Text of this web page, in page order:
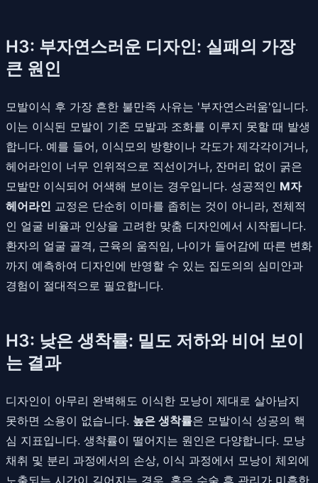
H3: 부자연스러운 디자인: 실패의 가장
큰 원인
모발이식 후 가장 흔한 불만족 사유는 '부자연스러움'입니다.
이는 이식된 모발이 기존 모발과 조화를 이루지 못할 때 발생
합니다. 예를 들어, 이식모의 방향이나 각도가 제각각이거나,
헤어라인이 너무 인위적으로 직선이거나, 잔머리 없이 굵은
모발만 이식되어 어색해 보이는 경우입니다. 성공적인 M자
헤어라인 교정은 단순히 이마를 좁히는 것이 아니라, 전체적
인 얼굴 비율과 인상을 고려한 맞춤 디자인에서 시작됩니다.
환자의 얼굴 골격, 근육의 움직임, 나이가 들어감에 따른 변화
까지 예측하여 디자인에 반영할 수 있는 집도의의 심미안과
경험이 절대적으로 필요합니다.
H3: 낮은 생착률: 밀도 저하와 비어 보이
는 결과
디자인이 아무리 완벽해도 이식한 모낭이 제대로 살아남지
못하면 소용이 없습니다. 높은 생착률은 모발이식 성공의 핵
심 지표입니다. 생착률이 떨어지는 원인은 다양합니다. 모낭
채취 및 분리 과정에서의 손상, 이식 과정에서 모낭이 체외에
노출되는 시간이 길어지는 경우, 혹은 수술 후 관리가 미흡한